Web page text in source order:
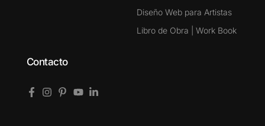
Diseño Web para Artistas
Libro de Obra | Work Book
Contacto